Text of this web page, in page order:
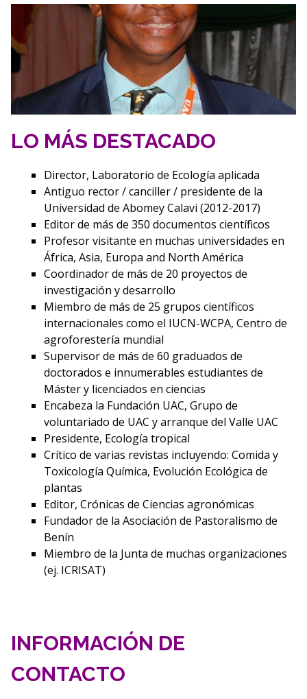
LO MÁS DESTACADO
Director, Laboratorio de Ecología aplicada
Antiguo rector / canciller / presidente de la
Universidad de Abomey Calavi (2012-2017)
Editor de más de 350 documentos científicos
Profesor visitante en muchas universidades en
África, Asia, Europa and North América
Coordinador de más de 20 proyectos de
investigación y desarrollo
Miembro de más de 25 grupos científicos
internacionales como el IUCN-WCPA, Centro de
agroforestería mundial
Supervisor de más de 60 graduados de
doctorados e innumerables estudiantes de
Máster y licenciados en ciencias
Encabeza la Fundación UAC, Grupo de
voluntariado de UAC y arranque del Valle UAC
Presidente, Ecología tropical
Crítico de varias revistas incluyendo: Comida y
Toxicología Química, Evolución Ecológica de
plantas
Editor, Crónicas de Ciencias agronómicas
Fundador de la Asociación de Pastoralismo de
Benín
Miembro de la Junta de muchas organizaciones
(ej. ICRISAT)
INFORMACIÓN DE
CONTACTO